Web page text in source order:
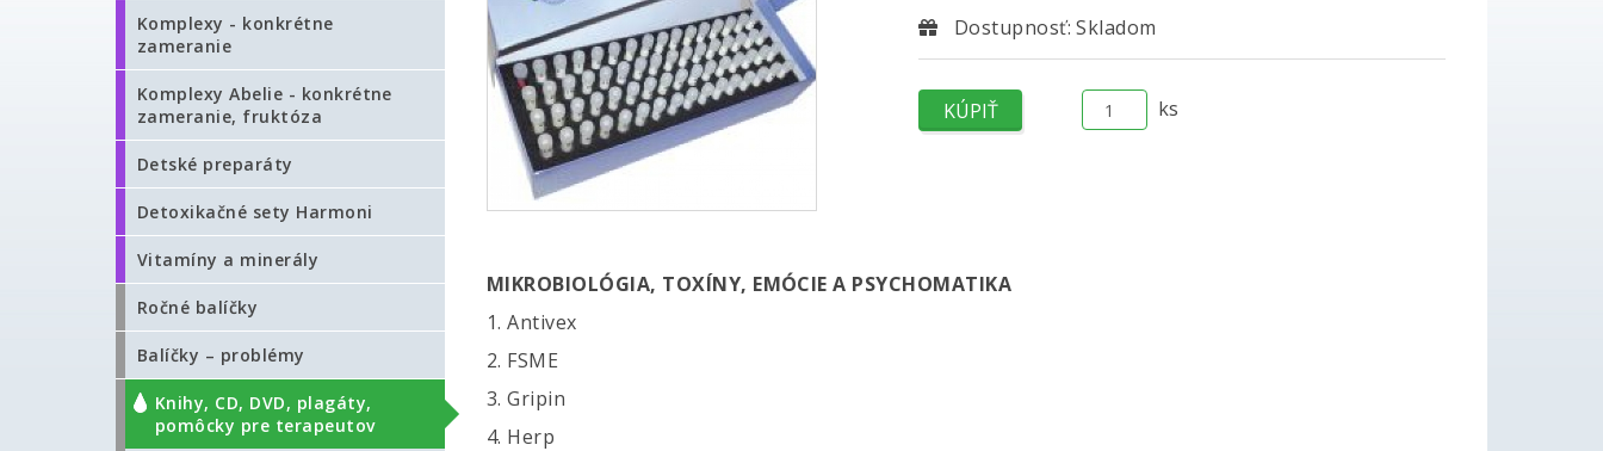
Dostupnosť: Skladom
ks
MIKROBIOLÓGIA, TOXÍNY, EMÓCIE A PSYCHOMATIKA
1. Antivex
2. FSME
3. Gripin
4. Herp
Komplexy - konkrétne
zameranie
Komplexy Abelie - konkrétne
zameranie, fruktóza
Detské preparáty
Detoxikačné sety Harmoni
Vitamíny a minerály
Ročné balíčky
Balíčky – problémy
Knihy, CD, DVD, plagáty,
pomôcky pre terapeutov